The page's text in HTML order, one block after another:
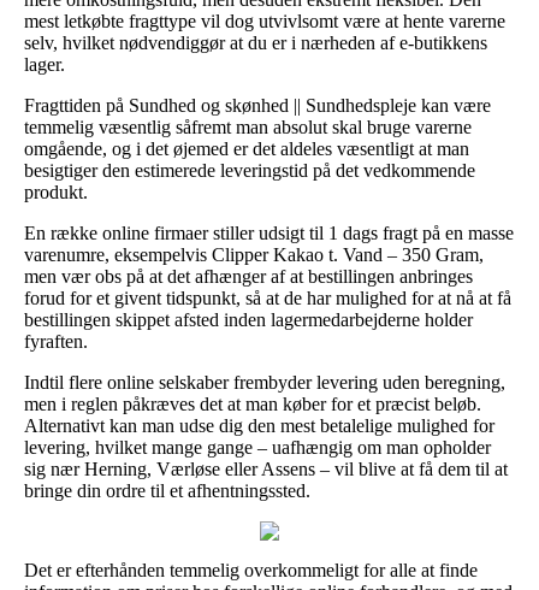
mest letkøbte fragttype vil dog utvivlsomt være at hente varerne
selv, hvilket nødvendiggør at du er i nærheden af e-butikkens
lager.
Fragttiden på Sundhed og skønhed || Sundhedspleje kan være
temmelig væsentlig såfremt man absolut skal bruge varerne
omgående, og i det øjemed er det aldeles væsentligt at man
besigtiger den estimerede leveringstid på det vedkommende
produkt.
En række online firmaer stiller udsigt til 1 dags fragt på en masse
varenumre, eksempelvis Clipper Kakao t. Vand – 350 Gram,
men vær obs på at det afhænger af at bestillingen anbringes
forud for et givent tidspunkt, så at de har mulighed for at nå at få
bestillingen skippet afsted inden lagermedarbejderne holder
fyraften.
Indtil flere online selskaber frembyder levering uden beregning,
men i reglen påkræves det at man køber for et præcist beløb.
Alternativt kan man udse dig den mest betalelige mulighed for
levering, hvilket mange gange – uafhængig om man opholder
sig nær Herning, Værløse eller Assens – vil blive at få dem til at
bringe din ordre til et afhentningssted.
Det er efterhånden temmelig overkommeligt for alle at finde